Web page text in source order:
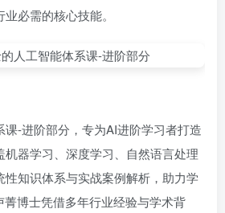
必需的核心技能。
课-进阶部分，专为AI进阶学习者打造
机器学习、深度学习、自然语言处理
知识体系与实战案例解析，助力学
菁博士凭借多年行业经验与学术背